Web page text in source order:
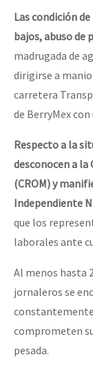
Las condición
bajos, abuso de
madrugada de
dirigirse a
carretera
de BerryMex
Respecto a la
desconocen a la
(CROM) y
Independiente
que los
laborales ante
Al menos hasta
jornaleros se
comprometen
pesada.